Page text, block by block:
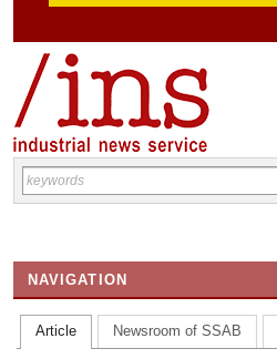
NAVIGATION
HOME
CONTACT US
Article Newsroom of SSAB